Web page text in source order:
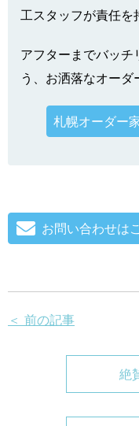
工スタッフが責任を
アフターまでバッ
う、お洒落なオーダ
札幌オーダー
お問い合わせは
＜ 前の記事
絶